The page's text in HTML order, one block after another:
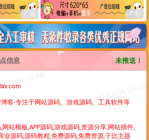
信息 未推送！
客-专注于网站源码、游戏源码、工具软件等
网站模板,APP源码,游戏源码,资源分享,网站插件,
业源码,源码教程,免费源码,免费资源,子比主题